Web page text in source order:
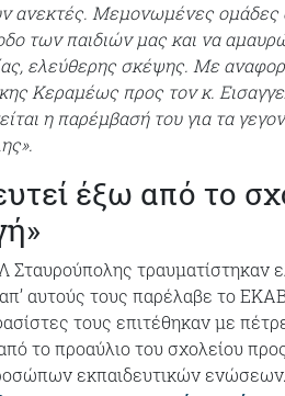
ανεκτές. Μεμονωμένες
των παιδιών μας και να
ελεύθερης σκέψης. Με
Κεραμέως προς τον κ.
η παρέμβασή του για τα
έξω από το
τραυματίστηκαν
αυτούς τους παρέλαβε το
τους επιτέθηκαν με
το προαύλιο του σχολείου
εκπαιδευτικών